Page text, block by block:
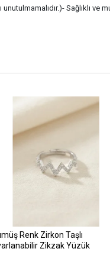
Sağlıklı ve
Renk Zirkon Taşlı
Zikzak Yüzük